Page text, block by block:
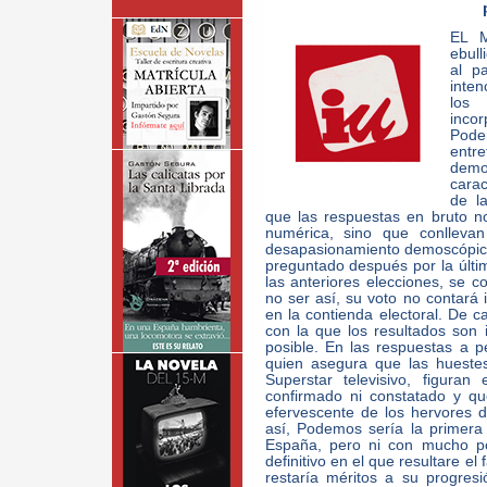
EL
al
los
de
que las respuestas en bruto
numérica, sino que
desapasionamiento
preguntado después por la
las anteriores elecciones, se
no ser así, su voto no contará
en la contienda electoral. De
con la que los resultados son
posible. En las respuestas a
quien asegura que las
Superstar televisivo,
confirmado ni constatado y
efervescente de los hervores
así, Podemos sería la
España, pero ni con mucho
definitivo en el que resultare el
restaría méritos a su